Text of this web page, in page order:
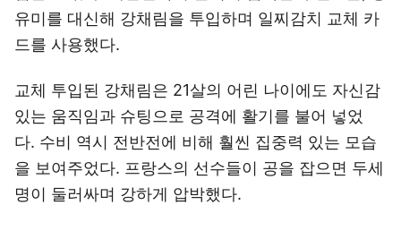
유미를 대신해 강채림을 투입하며 일찌감치 교체 카
드를 사용했다.
교체 투입된 강채림은 21살의 어린 나이에도 자신감
있는 움직임과 슈팅으로 공격에 활기를 불어 넣었
다. 수비 역시 전반전에 비해 훨씬 집중력 있는 모습
을 보여주었다. 프랑스의 선수들이 공을 잡으면 두세
명이 둘러싸며 강하게 압박했다.